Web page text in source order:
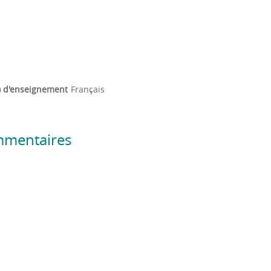
d'enseignement Français